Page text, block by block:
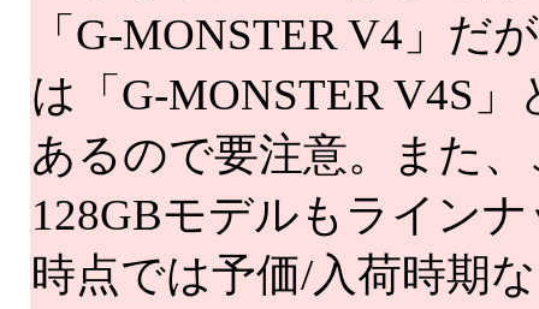
「G-MONSTER V4」だ
は「G-MONSTER V4S
あるので要注意。また
128GBモデルもライン
時点では予価/入荷時期